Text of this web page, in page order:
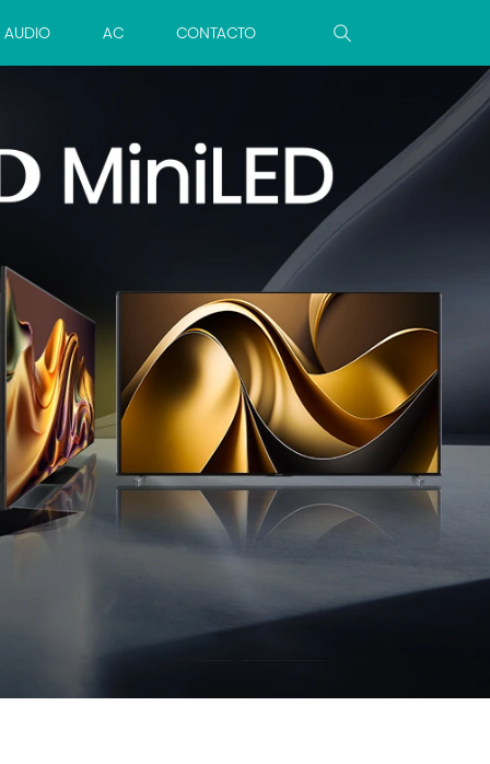
AUDIO AC CONTACTO